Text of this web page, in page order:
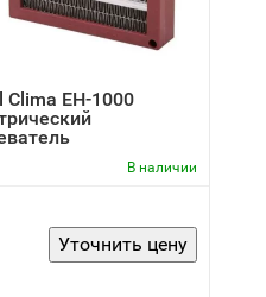
Clima EH-1000
В наличии